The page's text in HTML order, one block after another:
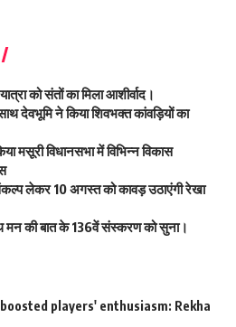
को संतों का मिला आशीर्वाद।
देवभूमि ने किया शिवभक्त कांवड़ियों का
मसूरी विधानसभा में विभिन्न विकास
लेकर 10 अगस्त को कावड़ उठाएंगी रेखा
मन की बात के 136वें संस्करण को सुना।
players' enthusiasm: Rekha